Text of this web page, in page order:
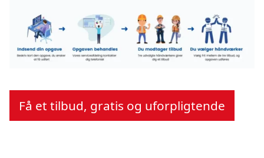
Få et tilbud, gratis og uforpligtende